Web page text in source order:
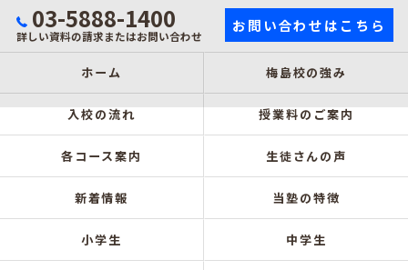
03-5888-1400
詳しい資料の請求またはお問い合わせ
お問い合わせはこちら
ホーム 梅島校の強み
入校の流れ 授業料のご案内
各コース案内 生徒さんの声
新着情報 当塾の特徴
小学生 中学生